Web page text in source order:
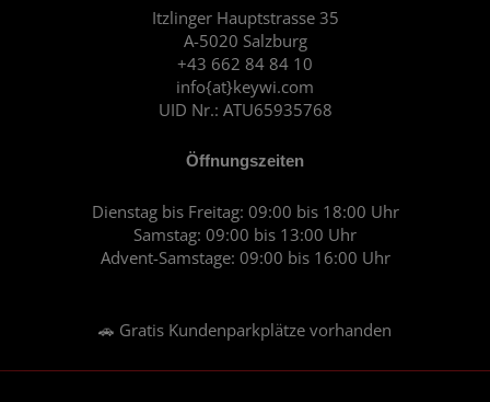
Itzlinger Hauptstrasse 35
A-5020 Salzburg
+43 662 84 84 10
info{at}keywi.com
UID Nr.: ATU65935768
Öffnungszeiten
Dienstag bis Freitag: 09:00 bis 18:00 Uhr
Samstag: 09:00 bis 13:00 Uhr
Advent-Samstage: 09:00 bis 16:00 Uhr
🚗 Gratis Kundenparkplätze vorhanden
o
k
r
a
m